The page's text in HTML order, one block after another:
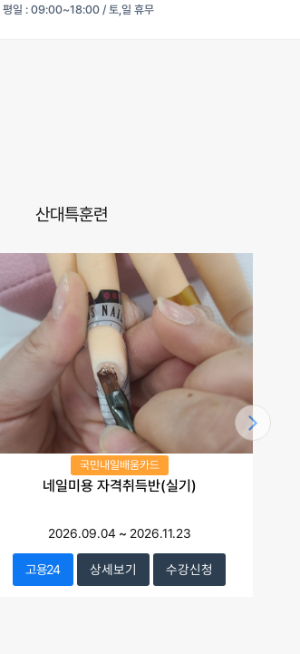
평일 : 09:00~18:00 / 토,일 휴무
산대특훈련
국민내일배움카드
네일미용 자격취득반(실기)
2026.09.04 ~ 2026.11.23
고용24 상세보기 수강신청